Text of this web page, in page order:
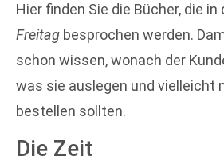
Hier finden Sie die Bücher, die in
Freitag besprochen werden.
schon wissen, wonach der
was sie auslegen und vielleicht
bestellen sollten.
Die Zeit